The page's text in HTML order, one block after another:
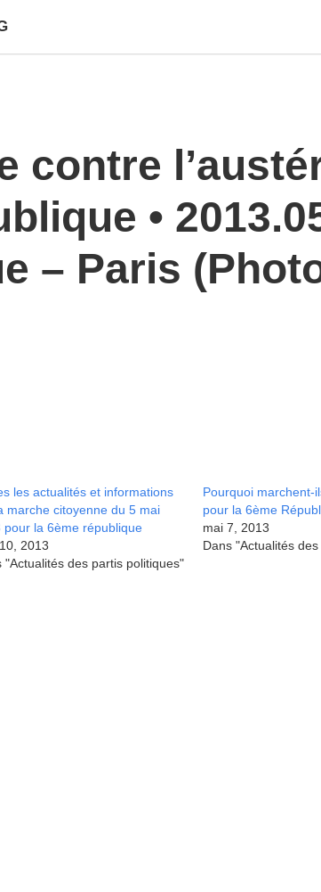
contre
•
– Paris
les actualités et informations
marche citoyenne du 5 mai
pour la 6ème république
2013
"Actualités des partis politiques"
Pourquoi marchent-
pour la 6ème
mai 7, 2013
Dans "Actualités